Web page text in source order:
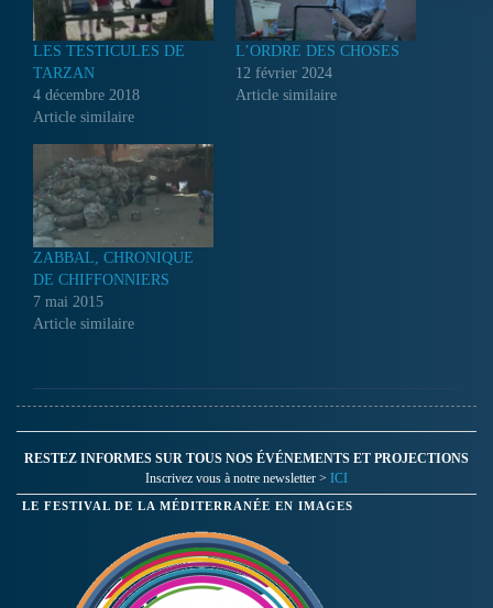
LES TESTICULES DE
TARZAN
4 décembre 2018
Article similaire
L’ORDRE DES CHOSES
12 février 2024
Article similaire
ZABBAL, CHRONIQUE
DE CHIFFONNIERS
7 mai 2015
Article similaire
RESTEZ INFORMES SUR TOUS NOS ÉVÉNEMENTS ET PROJECTIONS
Inscrivez vous à notre newsletter > ICI
LE FESTIVAL DE LA MÉDITERRANÉE EN IMAGES